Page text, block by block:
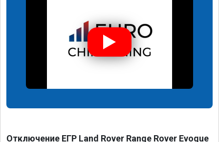
Отключение ЕГР Land Rover Range Rover Evoque